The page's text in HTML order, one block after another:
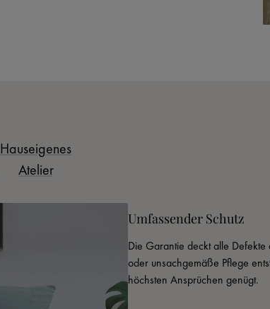
Hauseigenes
Atelier
Umfassender Schutz
Die Garantie deckt alle
oder unsachgemäße Pflege
höchsten Ansprüchen genügt.